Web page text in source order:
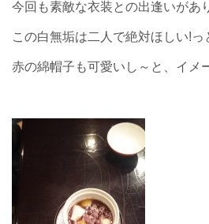
今回も素敵な衣装との出逢いがあ
この白無垢は二人で絶対ほしい!
赤の綿帽子も可愛いし～と、イメ